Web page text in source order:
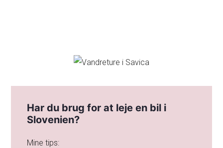
Har du brug for at leje en bil i
Slovenien?
Mine tips: